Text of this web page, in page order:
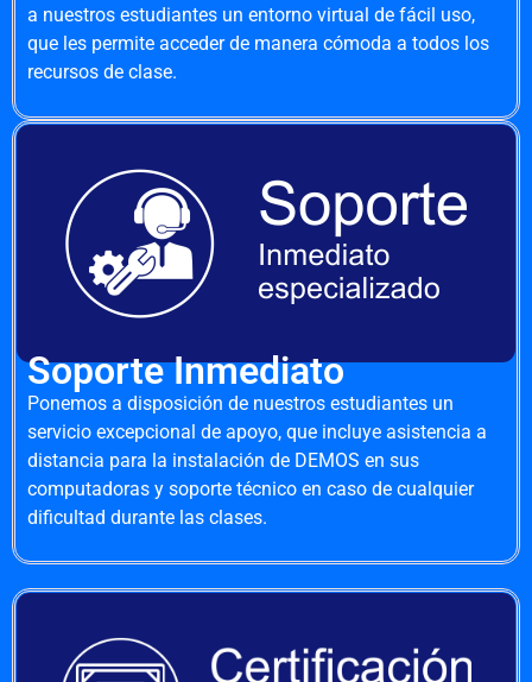
a nuestros estudiantes un entorno virtual de fácil uso,
que les permite acceder de manera cómoda a todos los
recursos de clase.
Soporte Inmediato
Ponemos a disposición de nuestros estudiantes un
servicio excepcional de apoyo, que incluye asistencia a
distancia para la instalación de DEMOS en sus
computadoras y soporte técnico en caso de cualquier
dificultad durante las clases.